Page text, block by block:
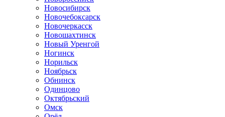
Новосибирск
Новочебоксарск
Новочеркасск
Новошахтинск
Новый Уренгой
Ногинск
Норильск
Ноябрьск
Обнинск
Одинцово
Октябрьский
Омск